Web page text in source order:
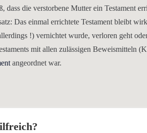
die verstorbene Mutter ein Testament
Das einmal errichtete Testament bleibt
!) vernichtet wurde, verloren geht
mit allen zulässigen Beweismitteln
angeordnet war.